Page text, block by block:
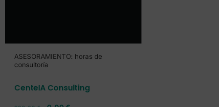
ASESORAMIENTO: horas de
consultoría
CenteIA Consulting